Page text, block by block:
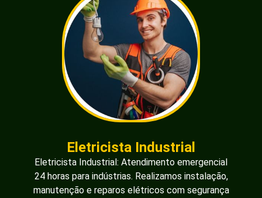
Eletricista Industrial
Eletricista Industrial: Atendimento emergencial
24 horas para indústrias. Realizamos instalação,
manutenção e reparos elétricos com segurança